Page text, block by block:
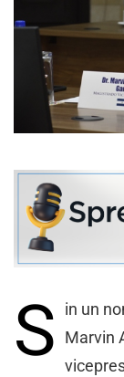
S
in un
Marvin